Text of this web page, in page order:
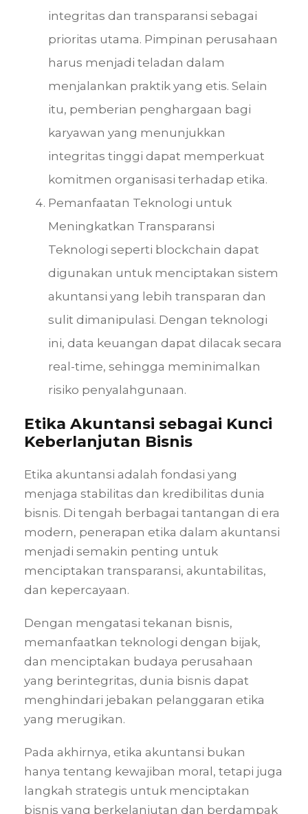
integritas dan transparansi sebagai
prioritas utama. Pimpinan perusahaan
harus menjadi teladan dalam
menjalankan praktik yang etis. Selain
itu, pemberian penghargaan bagi
karyawan yang menunjukkan
integritas tinggi dapat memperkuat
komitmen organisasi terhadap etika.
Pemanfaatan Teknologi untuk
Meningkatkan Transparansi
Teknologi seperti blockchain dapat
digunakan untuk menciptakan sistem
akuntansi yang lebih transparan dan
sulit dimanipulasi. Dengan teknologi
ini, data keuangan dapat dilacak secara
real-time, sehingga meminimalkan
risiko penyalahgunaan.
Etika Akuntansi sebagai Kunci
Keberlanjutan Bisnis
Etika akuntansi adalah fondasi yang
menjaga stabilitas dan kredibilitas dunia
bisnis. Di tengah berbagai tantangan di era
modern, penerapan etika dalam akuntansi
menjadi semakin penting untuk
menciptakan transparansi, akuntabilitas,
dan kepercayaan.
Dengan mengatasi tekanan bisnis,
memanfaatkan teknologi dengan bijak,
dan menciptakan budaya perusahaan
yang berintegritas, dunia bisnis dapat
menghindari jebakan pelanggaran etika
yang merugikan.
Pada akhirnya, etika akuntansi bukan
hanya tentang kewajiban moral, tetapi juga
langkah strategis untuk menciptakan
bisnis yang berkelanjutan dan berdampak